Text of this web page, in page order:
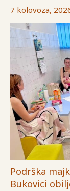
7 kolovoza,
Podrška
Bukovici